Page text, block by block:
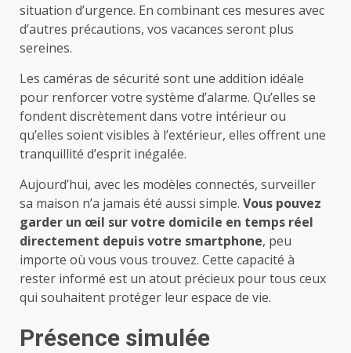
situation d’urgence. En combinant ces mesures avec
d’autres précautions, vos vacances seront plus
sereines.
Les caméras de sécurité sont une addition idéale
pour renforcer votre système d’alarme. Qu’elles se
fondent discrètement dans votre intérieur ou
qu’elles soient visibles à l’extérieur, elles offrent une
tranquillité d’esprit inégalée.
Aujourd’hui, avec les modèles connectés, surveiller
sa maison n’a jamais été aussi simple. Vous pouvez
garder un œil sur votre domicile en temps réel
directement depuis votre smartphone, peu
importe où vous vous trouvez. Cette capacité à
rester informé est un atout précieux pour tous ceux
qui souhaitent protéger leur espace de vie.
Présence simulée